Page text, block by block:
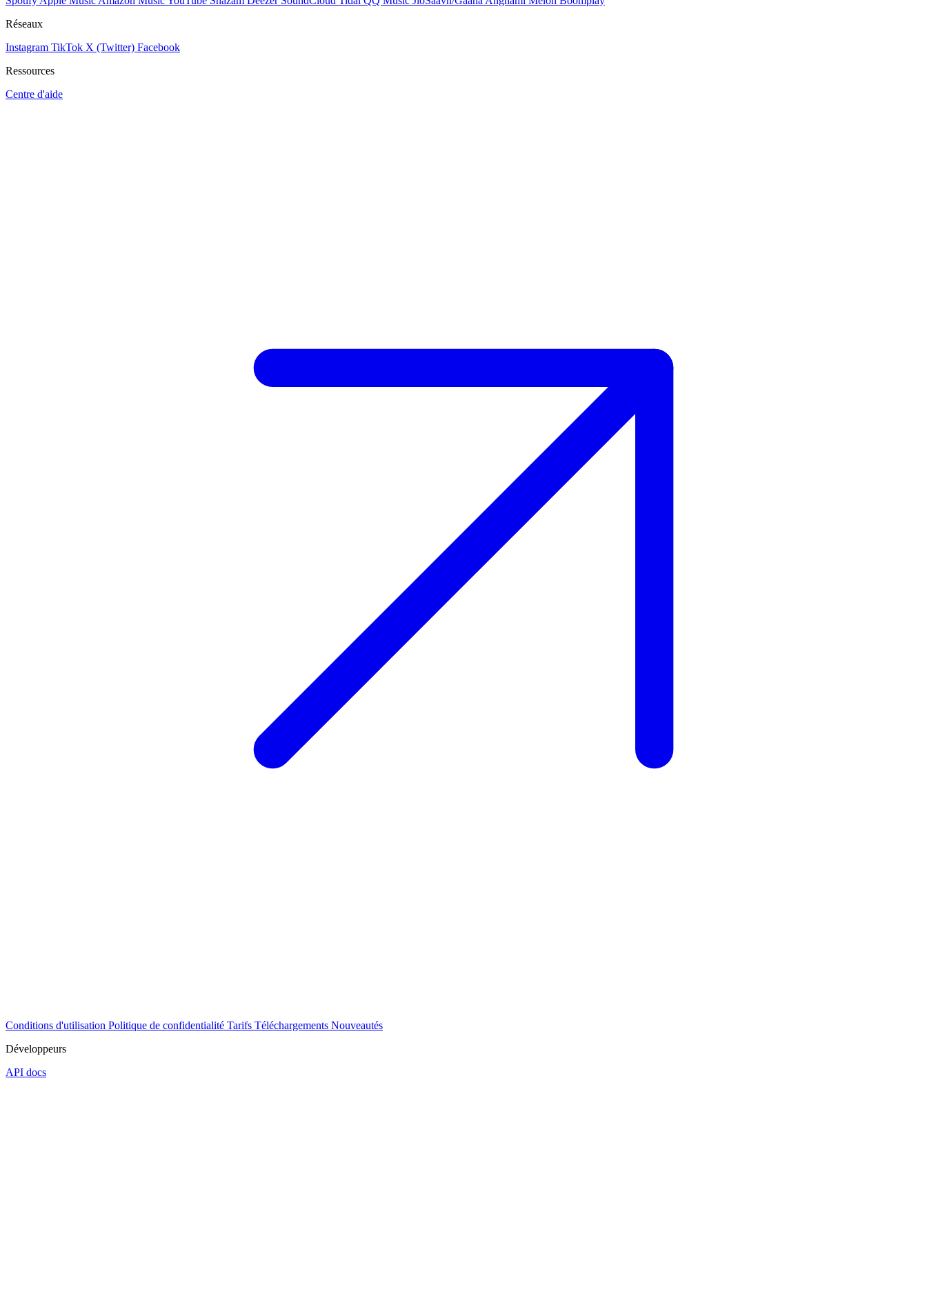
Réseaux
Instagram TikTok X (Twitter) Facebook
Ressources
Centre d'aide
Conditions d'utilisation Politique de confidentialité Tarifs Téléchargements Nouveautés
Développeurs
API docs